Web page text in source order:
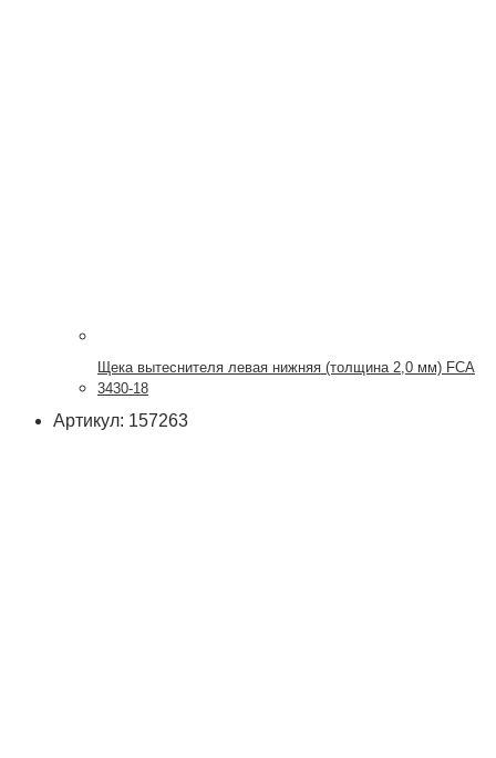
Щека вытеснителя левая нижняя (толщина 2,0 мм) FCA
3430-18
Артикул: 157263